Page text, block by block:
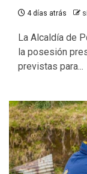
4 días atrás
La Alcaldía de
la posesión
previstas para...